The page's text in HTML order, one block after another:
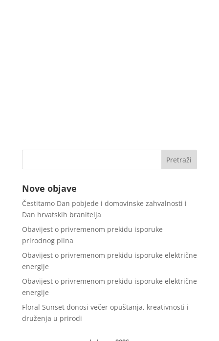
Nove objave
Čestitamo Dan pobjede i domovinske zahvalnosti i
Dan hrvatskih branitelja
Obavijest o privremenom prekidu isporuke
prirodnog plina
Obavijest o privremenom prekidu isporuke električne
energije
Obavijest o privremenom prekidu isporuke električne
energije
Floral Sunset donosi večer opuštanja, kreativnosti i
druženja u prirodi